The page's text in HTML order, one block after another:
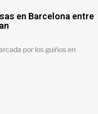
en Barcelona entre
por los guiños en